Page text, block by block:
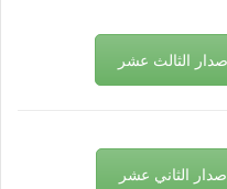
الثالث عشر
الثاني عشر